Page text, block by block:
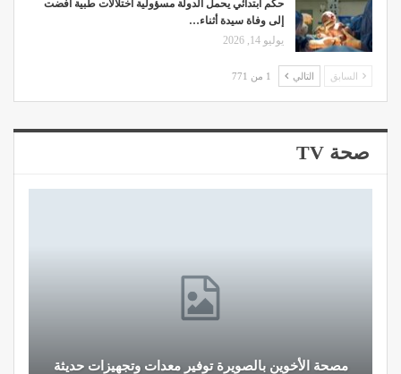
حكم ابتدائي يحمل الدولة مسؤولية اختلالات طبية أفضت
إلى وفاة سيدة أثناء…
يوليو 14, 2026
السابق التالي 1 من 771
صحة TV
مصحة الأخوين بالصويرة توفير معدات وتجهيزات حديثة